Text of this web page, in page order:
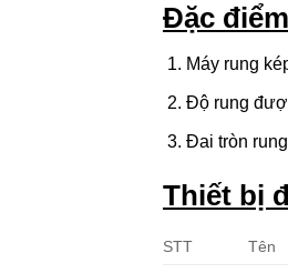
Đặc
Máy rung
Độ rung
Đai tròn
Thiết bị
STT Tên